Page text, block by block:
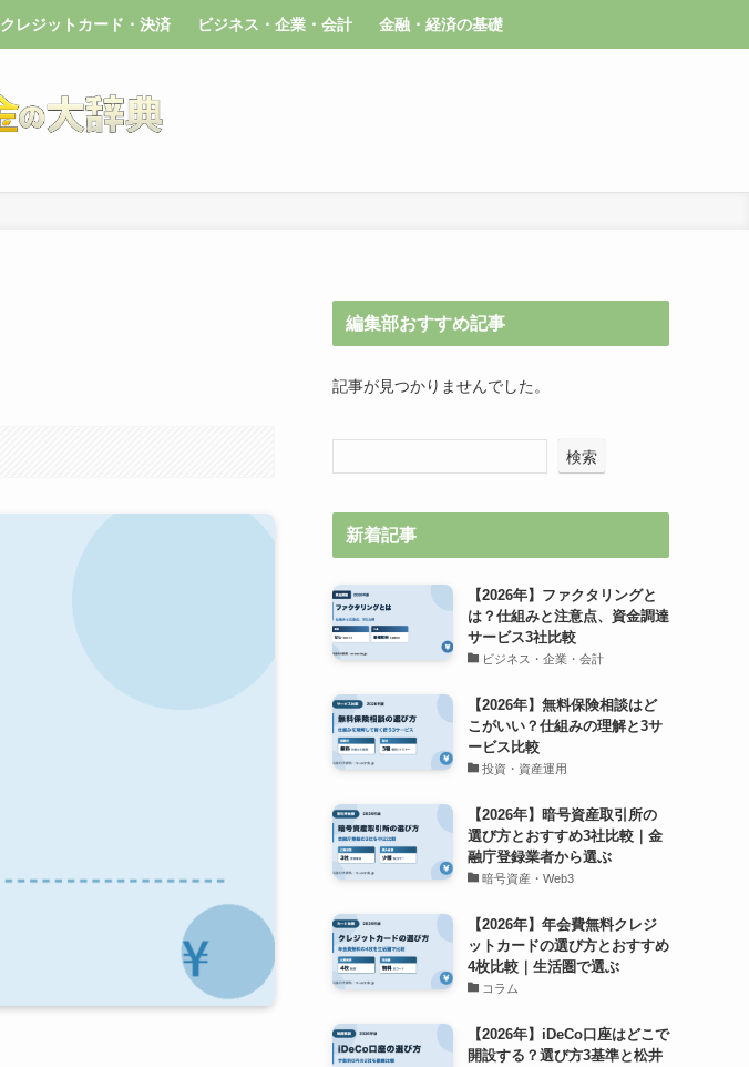
クレジットカード・決済 ビジネス・企業・会計 金融・経済の基礎
編集部おすすめ記事
記事が見つかりませんでした。
検索
新着記事
【2026年】ファクタリングと
は？仕組みと注意点、資金調達
サービス3社比較
ビジネス・企業・会計
【2026年】無料保険相談はど
こがいい？仕組みの理解と3サ
ービス比較
投資・資産運用
【2026年】暗号資産取引所の
選び方とおすすめ3社比較｜金
融庁登録業者から選ぶ
暗号資産・Web3
【2026年】年会費無料クレジ
ットカードの選び方とおすすめ
4枚比較｜生活圏で選ぶ
コラム
【2026年】iDeCo口座はどこで
開設する？選び方3基準と松井